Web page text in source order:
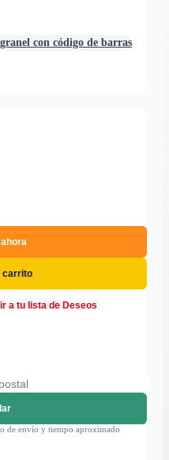
con código de barras
carrito
a tu lista de Deseos
de envío y tiempo aproximado